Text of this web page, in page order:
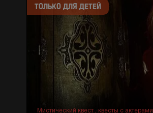
ТОЛЬКО ДЛЯ ДЕТЕЙ
Мистический квест , квесты с актерами